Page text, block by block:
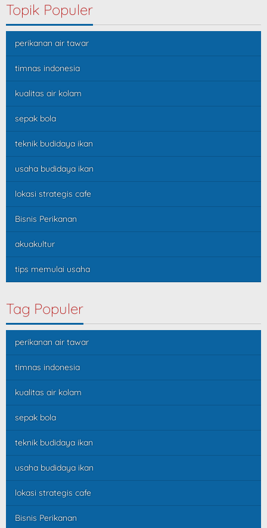
Topik Populer
perikanan air tawar
timnas indonesia
kualitas air kolam
sepak bola
teknik budidaya ikan
usaha budidaya ikan
lokasi strategis cafe
Bisnis Perikanan
akuakultur
tips memulai usaha
Tag Populer
perikanan air tawar
timnas indonesia
kualitas air kolam
sepak bola
teknik budidaya ikan
usaha budidaya ikan
lokasi strategis cafe
Bisnis Perikanan